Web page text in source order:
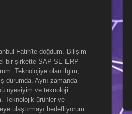
Fatih'te doğdum. Bilişim
bir şirkette SAP SE ERP
Teknolojiye olan ilgim,
durumda. Aynı zamanda
üyesiyim ve teknoloji
Teknolojik ürünler ve
ulaştırmayı hedefliyorum.